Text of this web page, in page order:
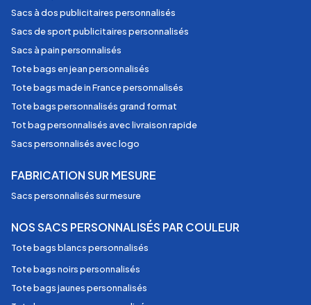
Sacs à dos publicitaires personnalisés
Sacs de sport publicitaires personnalisés
Sacs à pain personnalisés
Tote bags en jean personnalisés
Tote bags made in France personnalisés
Tote bags personnalisés grand format
Tot bag personnalisés avec livraison rapide
Sacs personnalisés avec logo
FABRICATION SUR MESURE
Sacs personnalisés sur mesure
NOS SACS PERSONNALISÉS PAR COULEUR
Tote bags blancs personnalisés
Tote bags noirs personnalisés
Tote bags jaunes personnalisés